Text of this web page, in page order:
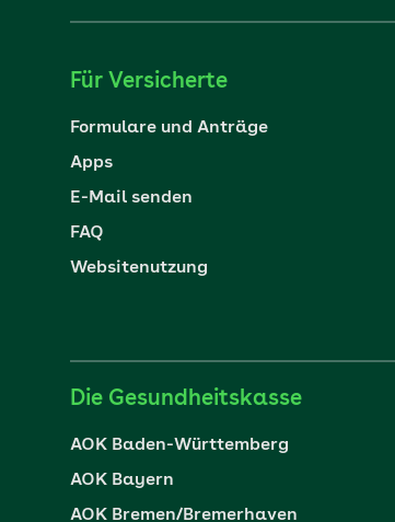
Für Versicherte
Formulare und Anträge
Apps
E-Mail senden
FAQ
Websitenutzung
Die Gesundheitskasse
AOK Baden-Württemberg
AOK Bayern
AOK Bremen/Bremerhaven